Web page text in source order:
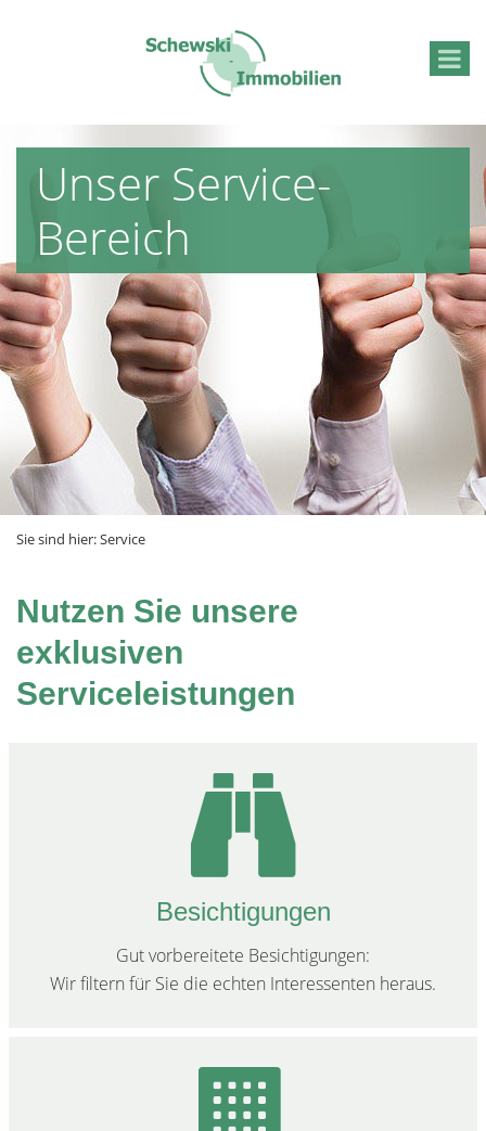
Unser Service-
Bereich
Sie sind hier:Service
Nutzen Sie unsere
exklusiven
Serviceleistungen
Besichtigungen
Gut vorbereitete Besichtigungen:
Wir filtern für Sie die echten Interessenten heraus.